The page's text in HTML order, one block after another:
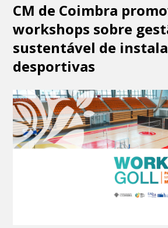
CM de Coimbra
workshops sobre
sustentável de
desportivas